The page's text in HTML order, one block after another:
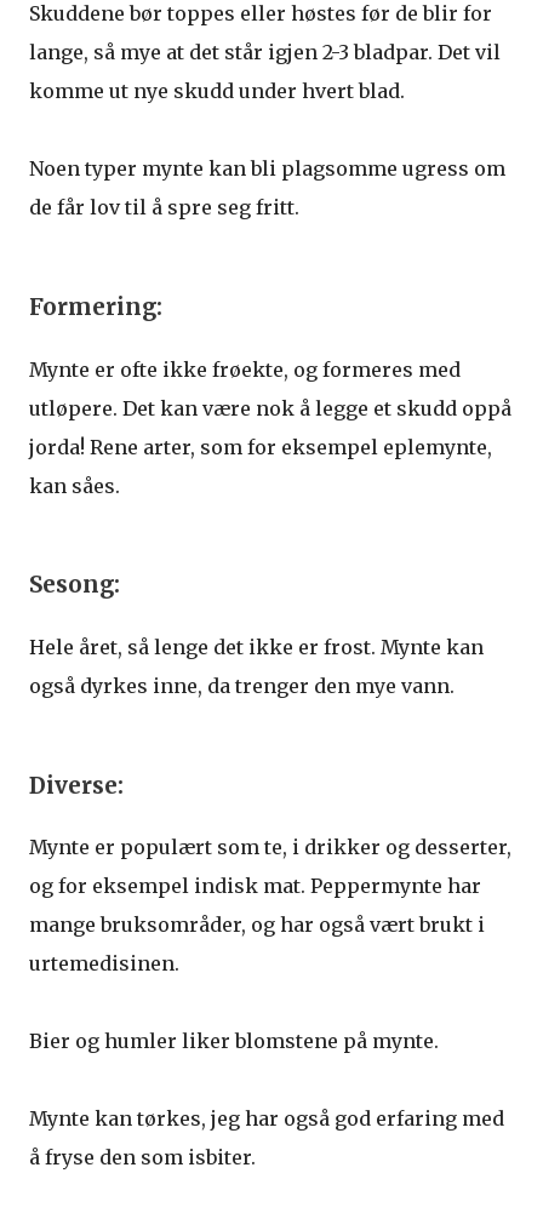
Skuddene bør toppes eller høstes før de blir for
lange, så mye at det står igjen 2-3 bladpar. Det vil
komme ut nye skudd under hvert blad.
Noen typer mynte kan bli plagsomme ugress om
de får lov til å spre seg fritt.
Formering:
Mynte er ofte ikke frøekte, og formeres med
utløpere. Det kan være nok å legge et skudd oppå
jorda! Rene arter, som for eksempel eplemynte,
kan såes.
Sesong:
Hele året, så lenge det ikke er frost. Mynte kan
også dyrkes inne, da trenger den mye vann.
Diverse:
Mynte er populært som te, i drikker og desserter,
og for eksempel indisk mat. Peppermynte har
mange bruksområder, og har også vært brukt i
urtemedisinen.
Bier og humler liker blomstene på mynte.
Mynte kan tørkes, jeg har også god erfaring med
å fryse den som isbiter.